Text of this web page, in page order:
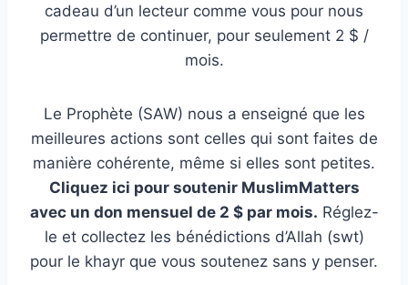
cadeau d’un lecteur comme vous pour nous
permettre de continuer, pour seulement 2 $ /
mois.
Le Prophète (SAW) nous a enseigné que les
meilleures actions sont celles qui sont faites de
manière cohérente, même si elles sont petites.
Cliquez ici pour soutenir MuslimMatters
avec un don mensuel de 2 $ par mois. Réglez-
le et collectez les bénédictions d’Allah (swt)
pour le khayr que vous soutenez sans y penser.